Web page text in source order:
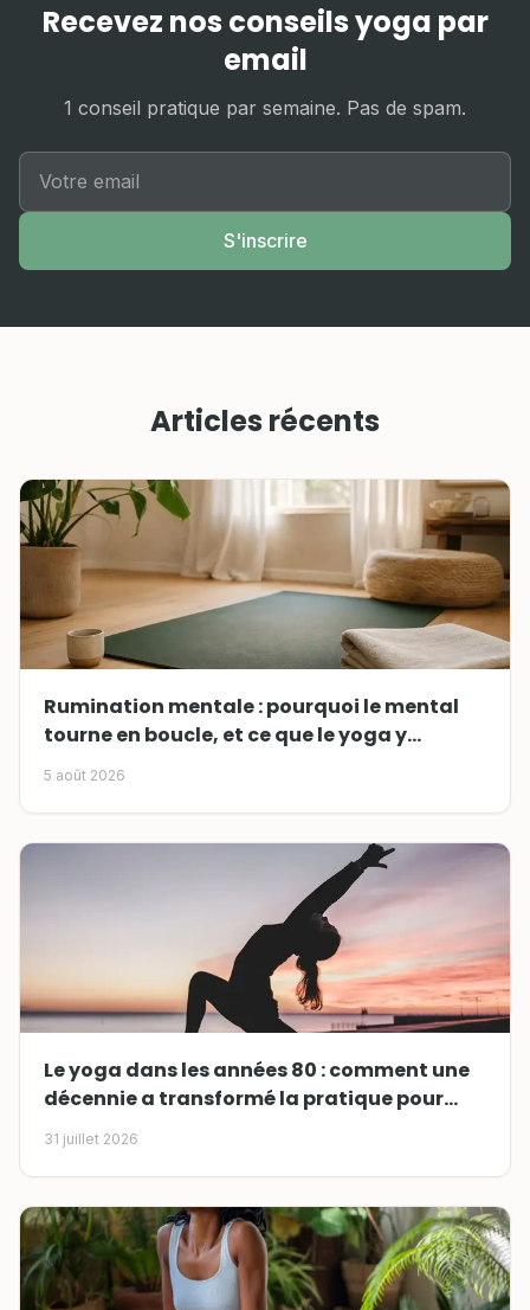
Recevez nos conseils yoga par
email
1 conseil pratique par semaine. Pas de spam.
S'inscrire
Articles récents
Rumination mentale : pourquoi le mental
tourne en boucle, et ce que le yoga y
change
5 août 2026
Le yoga dans les années 80 : comment une
décennie a transformé la pratique pour
31 juillet 2026